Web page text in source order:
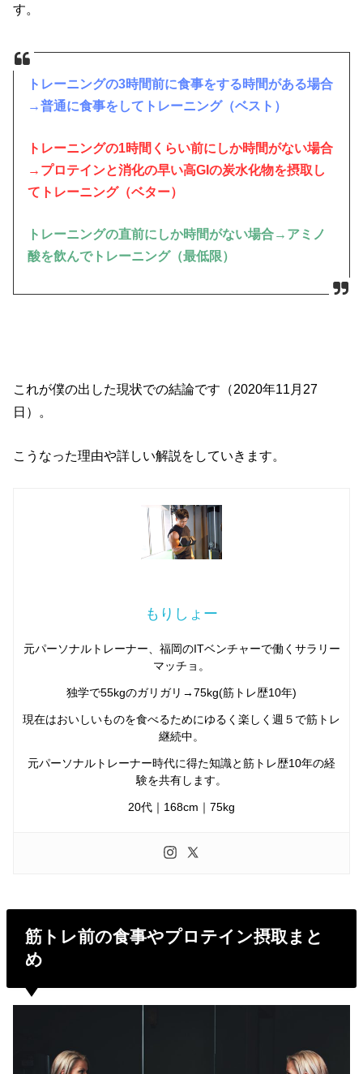
す。
トレーニングの3時間前に食事をする時間がある場合
→普通に食事をしてトレーニング（ベスト）
トレーニングの1時間くらい前にしか時間がない場合
→プロテインと消化の早い高GIの炭水化物を摂取し
てトレーニング（ベター）
トレーニングの直前にしか時間がない場合→アミノ
酸を飲んでトレーニング（最低限）
これが僕の出した現状での結論です（2020年11月27
日）。
こうなった理由や詳しい解説をしていきます。
もりしょー
元パーソナルトレーナー、福岡のITベンチャーで働くサラリー
マッチョ。
独学で55kgのガリガリ→75kg(筋トレ歴10年)
現在はおいしいものを食べるためにゆるく楽しく週５で筋トレ
継続中。
元パーソナルトレーナー時代に得た知識と筋トレ歴10年の経
験を共有します。
20代｜168cm｜75kg
筋トレ前の食事やプロテイン摂取まと
め